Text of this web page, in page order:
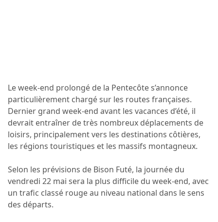
Le week-end prolongé de la Pentecôte s’annonce
particulièrement chargé sur les routes françaises.
Dernier grand week-end avant les vacances d’été, il
devrait entraîner de très nombreux déplacements de
loisirs, principalement vers les destinations côtières,
les régions touristiques et les massifs montagneux.
Selon les prévisions de Bison Futé, la journée du
vendredi 22 mai sera la plus difficile du week-end, avec
un trafic classé rouge au niveau national dans le sens
des départs.